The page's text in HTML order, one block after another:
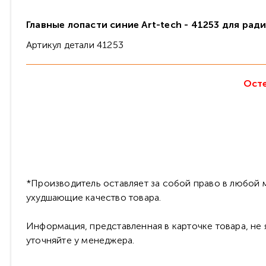
Главные лопасти синие Art-tech - 41253 для
Артикул детали 41253
*Производитель оставляет за собой право в любой
ухудшающие качество товара.
Информация, представленная в карточке товара,
уточняйте у менеджера.